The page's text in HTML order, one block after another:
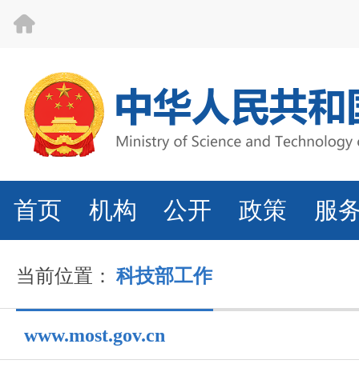
首页 机构 公开 政策 服
当前位置： 科技部工作
www.most.gov.cn